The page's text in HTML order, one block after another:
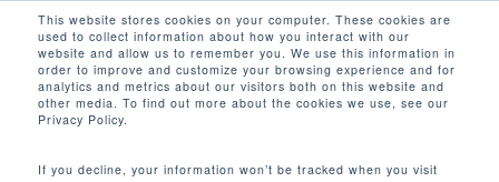
This website stores cookies on your computer. These cookies are
used to collect information about how you interact with our
website and allow us to remember you. We use this information in
order to improve and customize your browsing experience and for
analytics and metrics about our visitors both on this website and
other media. To find out more about the cookies we use, see our
Privacy Policy.
If you decline, your information won’t be tracked when you visit
main
content
search
客户聚焦
CLEVELAND STATE UNIVERSITY
Close
Menu